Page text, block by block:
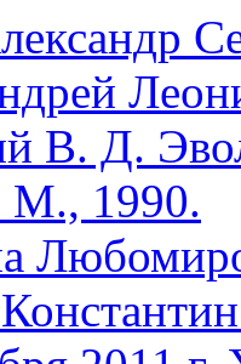
В. Д.
М., 1990.